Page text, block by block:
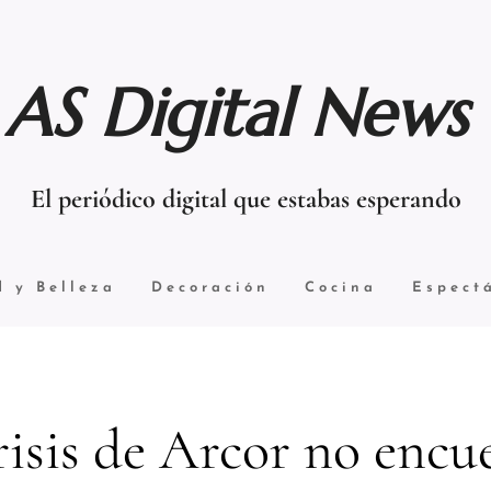
AS Digital News
El periódico digital que estabas esperando
y Belleza Decoración Cocina
de Arcor no